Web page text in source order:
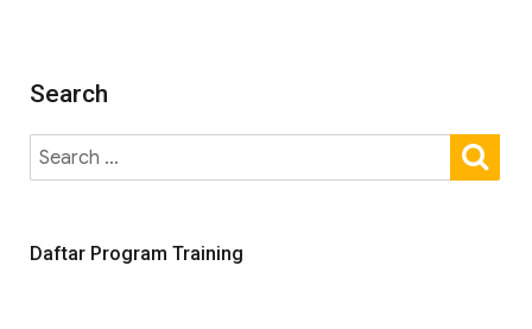
Search
Daftar Program Training